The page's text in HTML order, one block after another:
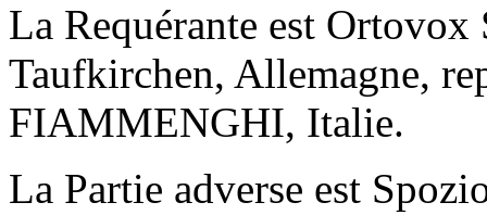
La Requérante est
Taufkirchen, Allemagne,
FIAMMENGHI, Italie.
La Partie adverse est